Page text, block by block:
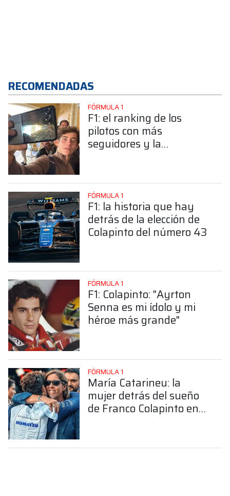
RECOMENDADAS
FÓRMULA 1
F1: el ranking de los
pilotos con más
seguidores y la
FÓRMULA 1
F1: la historia que hay
detrás de la elección de
Colapinto del número 43
FÓRMULA 1
F1: Colapinto: "Ayrton
Senna es mi ídolo y mi
héroe más grande"
FÓRMULA 1
María Catarineu: la
mujer detrás del sueño
de Franco Colapinto en